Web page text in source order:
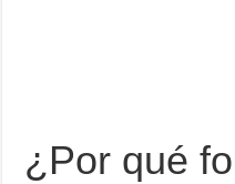
¿Por qué